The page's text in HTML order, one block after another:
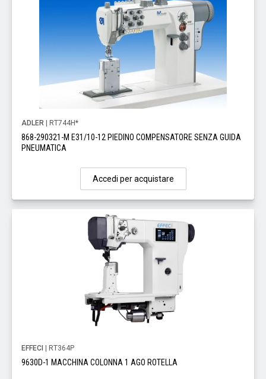
ADLER | RT744H*
868-290321-M E31/10-12 PIEDINO COMPENSATORE SENZA GUIDA
PNEUMATICA
Accedi per acquistare
EFFECI | RT364P
9630D-1 MACCHINA COLONNA 1 AGO ROTELLA